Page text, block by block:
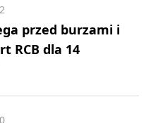
przed burzami i
RCB dla 14